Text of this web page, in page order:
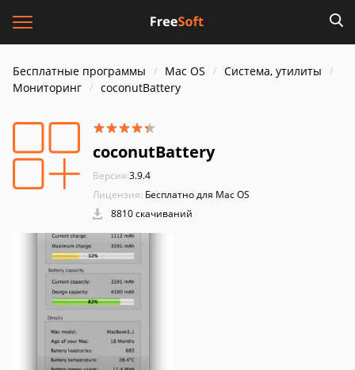
Бесплатные программы Mac OS
Система, утилиты
Мониторинг
coconutBattery
coconutBattery
Версия:3.9.4
Лицензия: Бесплатно для Mac OS
8810 скачиваний